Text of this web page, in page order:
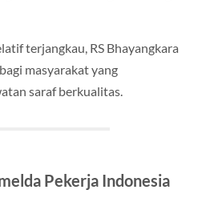
terjangkau, RS Bhayangkara
masyarakat yang
saraf berkualitas.
Pekerja Indonesia